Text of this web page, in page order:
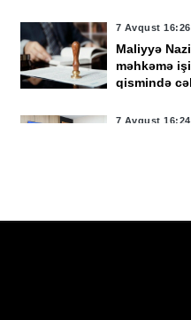
sınaq imtahanları
keçirilir
7 Avqust 16:26
Maliyyə
məhkəmə
qismində
7 Avqust 16:24